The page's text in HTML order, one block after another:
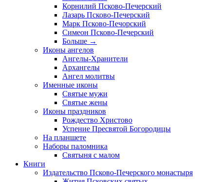
Корнилий Псково-Печерский
Лазарь Псково-Печерский
Марк Псково-Печорский
Симеон Псково-Печерский
Больше →
Иконы ангелов
Ангелы-Хранители
Архангелы
Ангел молитвы
Именные иконы
Святые мужи
Святые жены
Иконы праздников
Рождество Христово
Успение Пресвятой Богородицы
На планшете
Наборы паломника
Святыня с малом
Книги
Издательство Псково-Печерского монастыря